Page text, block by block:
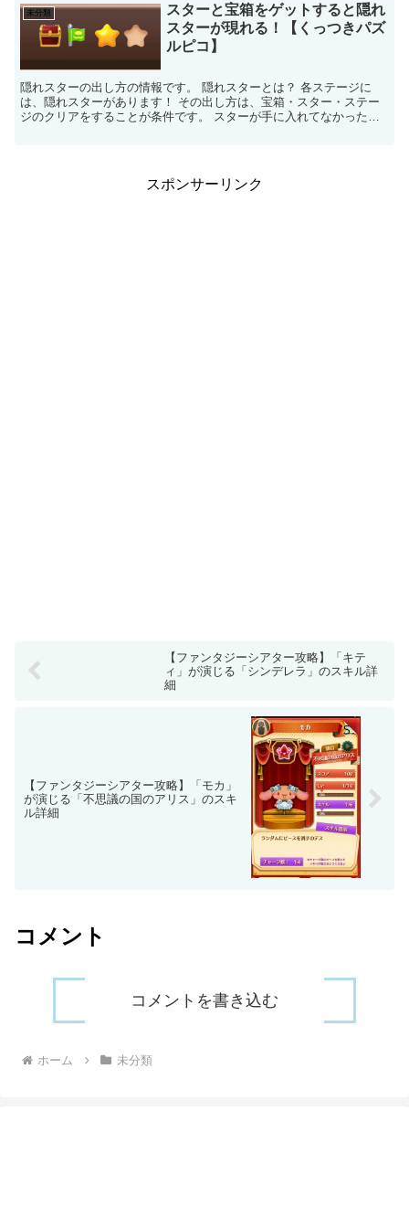
未分類
スターと宝箱をゲットすると隠れ
スターが現れる！【くっつきパズ
ルピコ】
隠れスターの出し方の情報です。 隠れスターとは？ 各ステージに
は、隠れスターがあります！ その出し方は、宝箱・スター・ステー
ジのクリアをすることが条件です。 スターが手に入れてなかった
スポンサーリンク
【ファンタジーシアター攻略】「キテ
ィ」が演じる「シンデレラ」のスキル詳
細
【ファンタジーシアター攻略】「モカ」
が演じる「不思議の国のアリス」のスキ
ル詳細
コメント
コメントを書き込む
ホーム 未分類